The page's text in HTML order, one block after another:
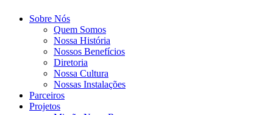
Sobre Nós
Quem Somos
Nossa História
Nossos Benefícios
Diretoria
Nossa Cultura
Nossas Instalações
Parceiros
Projetos